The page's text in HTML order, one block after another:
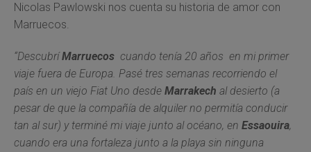
Nicolas Pawlowski nos cuenta su historia de amor con
Marruecos.
“DescubríMarruecos cuando tenía 20 años en mi primer
viaje fuera de Europa. Pasé tres semanas recorriendo el
país en un viejo Fiat Uno desde Marrakech al desierto (a
pesar de que la compañía de alquiler no permitía conducir
tan al sur) y terminé mi viaje junto al océano, en Essaouira,
cuando era una fortaleza junto a la playa sin ninguna